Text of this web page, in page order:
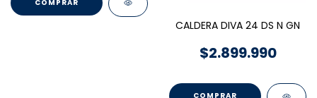
CALDERA DIVA 24 DS N GN
$2.899.990